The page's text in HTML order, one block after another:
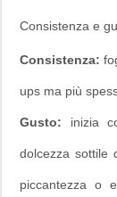
Consistenza e
Consistenza:
ups ma più
Gusto: inizia
dolcezza sottile
piccantezza o